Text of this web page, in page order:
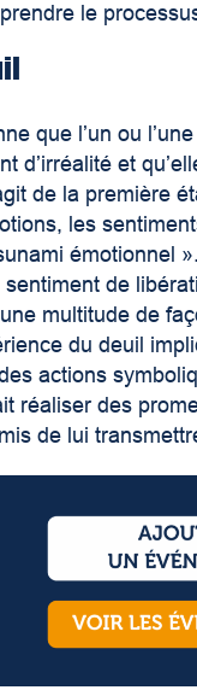
le
que l’un ou
d’irréalité et
de la première
les
émotionnel
de
multitude de
du deuil
actions
réaliser des
de lui